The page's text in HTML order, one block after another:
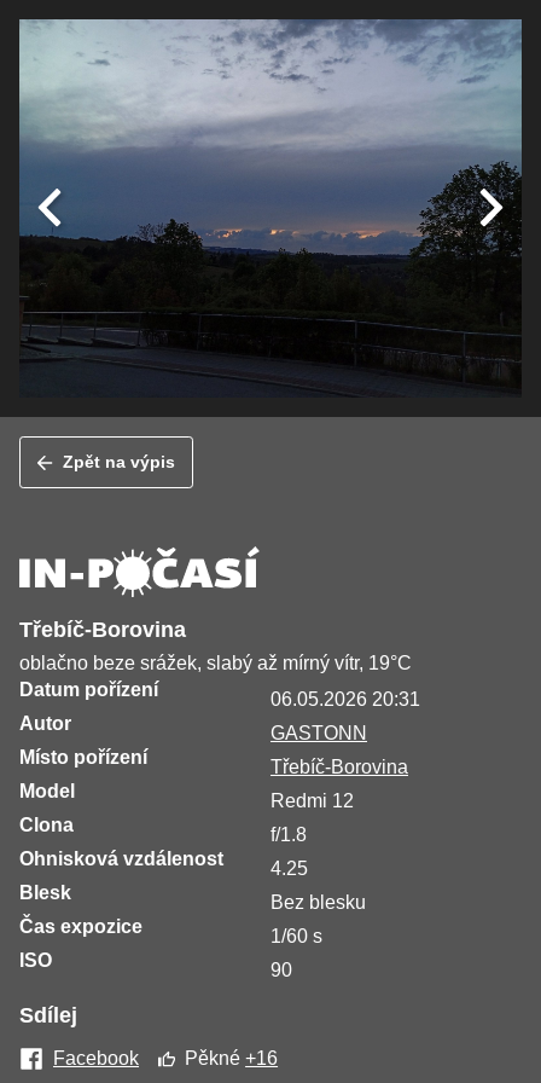
Zpět na výpis
Třebíč-Borovina
oblačno beze srážek, slabý až mírný vítr, 19°C
Datum pořízení
06.05.2026 20:31
Autor
GASTONN
Místo pořízení
Třebíč-Borovina
Model
Redmi 12
Clona
f/1.8
Ohnisková vzdálenost
4.25
Blesk
Bez blesku
Čas expozice
1/60 s
ISO
90
Sdílej
Facebook Pěkné+16